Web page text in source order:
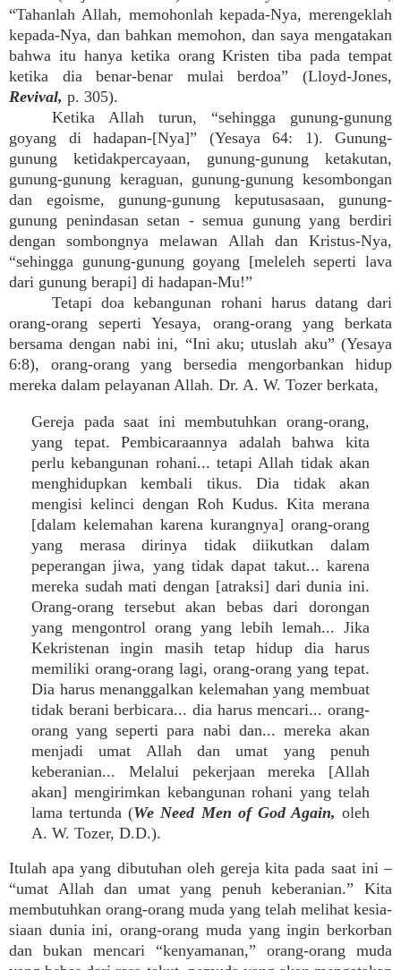
“Tahanlah Allah, memohonlah kepada-Nya, merengeklah
kepada-Nya, dan bahkan memohon, dan saya mengatakan
bahwa itu hanya ketika orang Kristen tiba pada tempat
ketika dia benar-benar mulai berdoa” (Lloyd-Jones,
Revival, p. 305).
Ketika Allah turun, “sehingga gunung-gunung
goyang di hadapan-[Nya]” (Yesaya 64: 1). Gunung-
gunung ketidakpercayaan, gunung-gunung ketakutan,
gunung-gunung keraguan, gunung-gunung kesombongan
dan egoisme, gunung-gunung keputusasaan, gunung-
gunung penindasan setan - semua gunung yang berdiri
dengan sombongnya melawan Allah dan Kristus-Nya,
“sehingga gunung-gunung goyang [meleleh seperti lava
dari gunung berapi] di hadapan-Mu!”
Tetapi doa kebangunan rohani harus datang dari
orang-orang seperti Yesaya, orang-orang yang berkata
bersama dengan nabi ini, “Ini aku; utuslah aku” (Yesaya
6:8), orang-orang yang bersedia mengorbankan hidup
mereka dalam pelayanan Allah. Dr. A. W. Tozer berkata,
Gereja pada saat ini membutuhkan orang-orang,
yang tepat. Pembicaraannya adalah bahwa kita
perlu kebangunan rohani... tetapi Allah tidak akan
menghidupkan kembali tikus. Dia tidak akan
mengisi kelinci dengan Roh Kudus. Kita merana
[dalam kelemahan karena kurangnya] orang-orang
yang merasa dirinya tidak diikutkan dalam
peperangan jiwa, yang tidak dapat takut... karena
mereka sudah mati dengan [atraksi] dari dunia ini.
Orang-orang tersebut akan bebas dari dorongan
yang mengontrol orang yang lebih lemah... Jika
Kekristenan ingin masih tetap hidup dia harus
memiliki orang-orang lagi, orang-orang yang tepat.
Dia harus menanggalkan kelemahan yang membuat
tidak berani berbicara... dia harus mencari... orang-
orang yang seperti para nabi dan... mereka akan
menjadi umat Allah dan umat yang penuh
keberanian... Melalui pekerjaan mereka [Allah
akan] mengirimkan kebangunan rohani yang telah
lama tertunda (We Need Men of God Again, oleh
A. W. Tozer, D.D.).
Itulah apa yang dibutuhan oleh gereja kita pada saat ini –
“umat Allah dan umat yang penuh keberanian.” Kita
membutuhkan orang-orang muda yang telah melihat kesia-
siaan dunia ini, orang-orang muda yang ingin berkorban
dan bukan mencari “kenyamanan,” orang-orang muda